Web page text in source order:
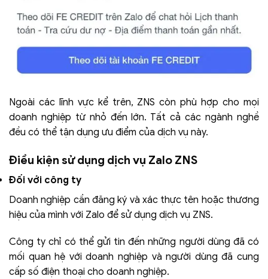
Ngoài các lĩnh vực kể trên, ZNS còn phù hợp cho mọi
doanh nghiệp từ nhỏ đến lớn. Tất cả các ngành nghề
đều có thể tận dụng ưu điểm của dịch vụ này.
Điều kiện sử dụng dịch vụ Zalo ZNS
Đối với công ty
Doanh nghiệp cần đăng ký và xác thực tên hoặc thương
hiệu của mình với Zalo để sử dụng dịch vụ ZNS.
Công ty chỉ có thể gửi tin đến những người dùng đã có
mối quan hệ với doanh nghiệp và người dùng đã cung
cấp số điện thoại cho doanh nghiệp.